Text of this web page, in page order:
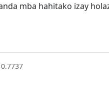
mba hahitako izay